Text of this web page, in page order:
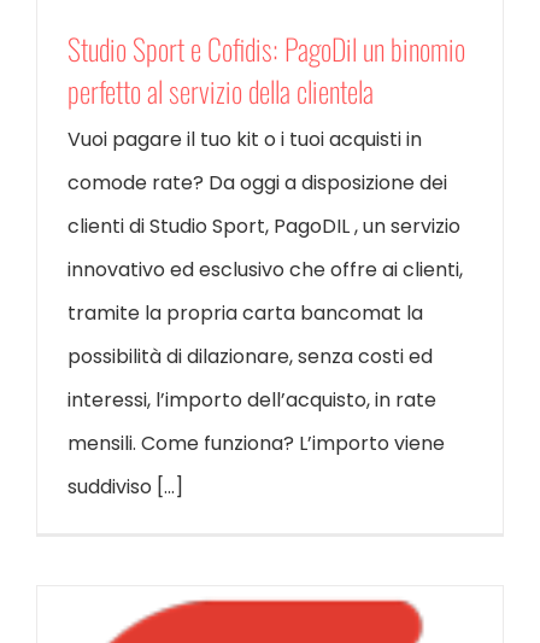
Studio Sport e Cofidis: PagoDil un binomio
perfetto al servizio della clientela
Vuoi pagare il tuo kit o i tuoi acquisti in
comode rate? Da oggi a disposizione dei
clienti di Studio Sport, PagoDIL , un servizio
innovativo ed esclusivo che offre ai clienti,
tramite la propria carta bancomat la
possibilità di dilazionare, senza costi ed
interessi, l’importo dell’acquisto, in rate
mensili. Come funziona? L’importo viene
suddiviso [...]